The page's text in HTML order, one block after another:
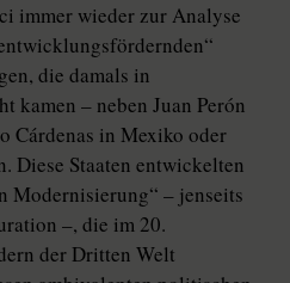
immer wieder zur Analyse
die damals in
kamen – neben Juan Perón
Cárdenas in Mexiko oder
Diese Staaten entwickelten
Modernisierung“ – jenseits
–, die im 20.
der Dritten Welt